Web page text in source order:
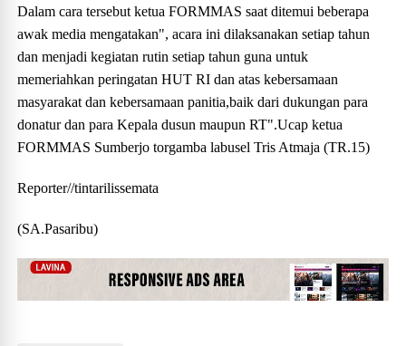
Dalam cara tersebut ketua FORMMAS saat ditemui beberapa
awak media mengatakan", acara ini dilaksanakan setiap tahun
dan menjadi kegiatan rutin setiap tahun guna untuk
memeriahkan peringatan HUT RI dan atas kebersamaan
masyarakat dan kebersamaan panitia,baik dari dukungan para
donatur dan para Kepala dusun maupun RT".Ucap ketua
FORMMAS Sumberjo torgamba labusel Tris Atmaja (TR.15)
Reporter//tintarilissemata
(SA.Pasaribu)